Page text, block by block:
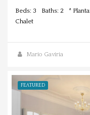
Beds: 3 Baths: 2
ª
Chalet
Mario Gaviria
FEATURED